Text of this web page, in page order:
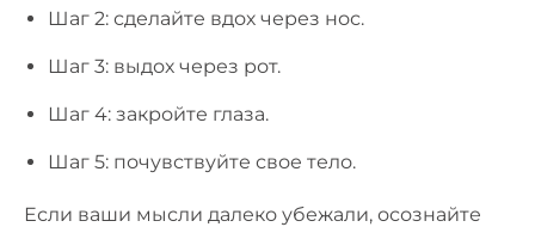
Шаг 2: сделайте вдох через нос.
Шаг 3: выдох через рот.
Шаг 4: закройте глаза.
Шаг 5: почувствуйте свое тело.
Если ваши мысли далеко убежали, осознайте